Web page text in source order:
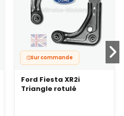
Sur commande
Ford Fiesta XR2i
Triangle rotulé